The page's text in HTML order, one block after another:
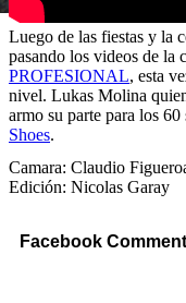
Luego de las fiestas y la
pasando los videos de la
PROFESIONAL, esta
nivel. Lukas Molina
armo su parte para los
Shoes.
Camara: Claudio
Edición: Nicolas Garay
Facebook